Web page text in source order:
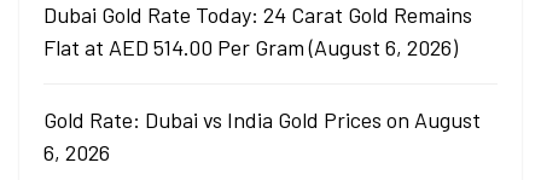
Dubai Gold Rate Today: 24 Carat Gold Remains
Flat at AED 514.00 Per Gram (August 6, 2026)
Gold Rate: Dubai vs India Gold Prices on August
6, 2026